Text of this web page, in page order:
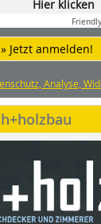
Hier klicken
Friendly
» Jetzt anmelden!
Analyse,